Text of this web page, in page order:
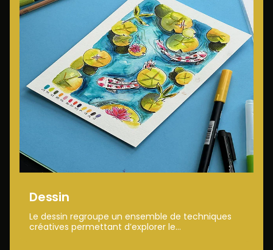
Dessin
Le dessin regroupe un ensemble de techniques
créatives permettant d’explorer le...